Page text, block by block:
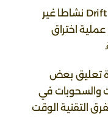
بحسب المعلومات الأولية، رصد فريق Drift نشاطا غير
اختراق
تعليق بعض
والسحوبات في
التقنية الوقت